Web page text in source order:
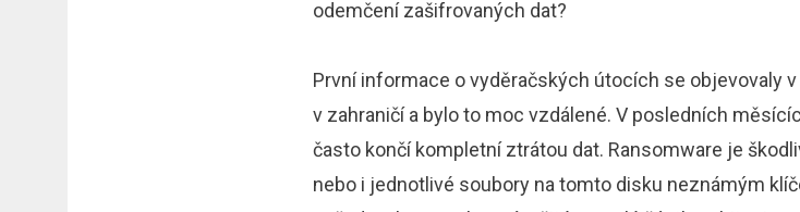
odemčení zašifrovaných dat?
První informace o vyděračských útocích se objevovaly
v zahraničí a bylo to moc vzdálené. V posledních
často končí kompletní ztrátou dat. Ransomware je
nebo i jednotlivé soubory na tomto disku neznámým